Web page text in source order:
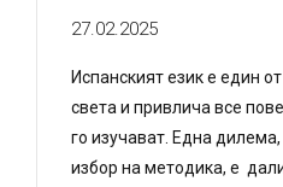
27.02.2025
Испанският език е един
света и привлича все
го изучават. Една
избор на методика, е